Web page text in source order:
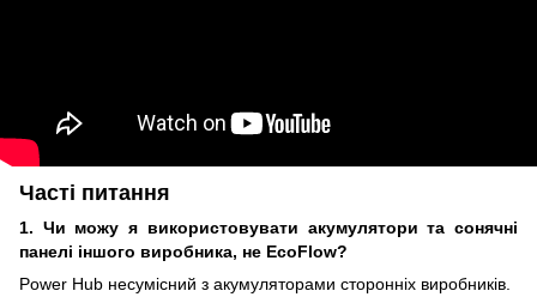
Часті питання
1. Чи можу я використовувати акумулятори та сонячні
панелі іншого виробника, не EcoFlow?
Power Hub несумісний з акумуляторами сторонніх виробників.